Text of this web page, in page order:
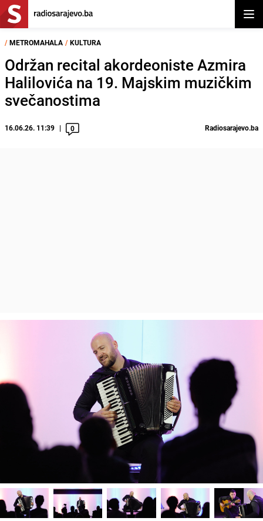
/ METROMAHALA / KULTURA
Održan recital akordeoniste Azmira
Halilovića na 19. Majskim muzičkim
svečanostima
16.06.26. 11:39 0 Radiosarajevo.ba